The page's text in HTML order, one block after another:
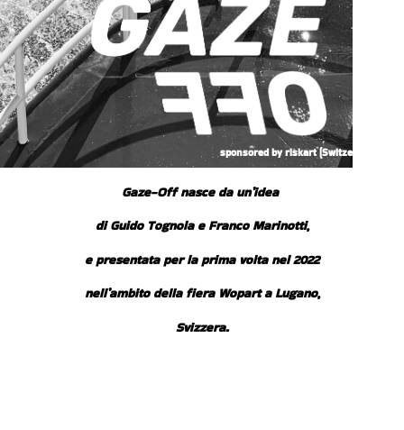
sponsored by riskart (Switzerland) SA
Gaze-Off nasce da un’idea
di Guido Tognola e Franco Marinotti,
e presentata per la prima volta nel 2022
nell’ambito della fiera Wopart a Lugano,
Svizzera.